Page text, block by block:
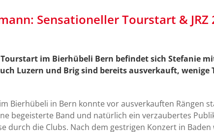
Sensationeller Tourstart & JRZ
im Bierhübeli Bern befindet sich Stefanie
Luzern und Brig sind bereits ausverkauft,
Bierhübeli in Bern konnte vor ausverkauften Rängen
begeisterte Band und natürlich ein verzaubertes
durch die Clubs. Nach dem gestrigen Konzert in